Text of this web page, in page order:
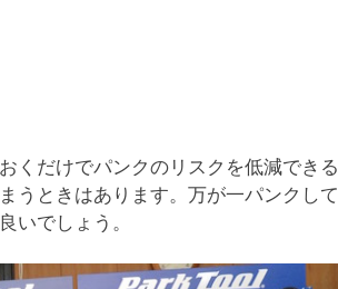
くだけでパンクのリスクを低減できる
うときはあります。万が一パンクして
いでしょう。